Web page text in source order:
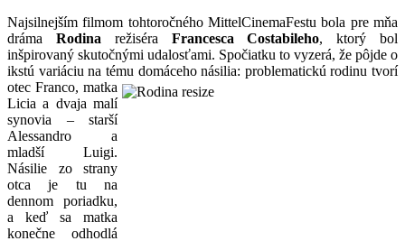
Najsilnejším filmom tohtoročného MittelCinemaFestu bola pre mňa
dráma Rodina režiséra Francesca Costabileho, ktorý bol
inšpirovaný skutočnými udalosťami. Spočiatku to vyzerá, že pôjde o
ikstú variáciu na tému domáceho násilia: problematickúrodinu tvorí
otec Franco, matka
Licia a dvaja malí
synovia – starší
Alessandro a
mladší Luigi.
Násilie zo strany
otca je tu na
dennom poriadku,
a keď sa matka
konečne odhodlá